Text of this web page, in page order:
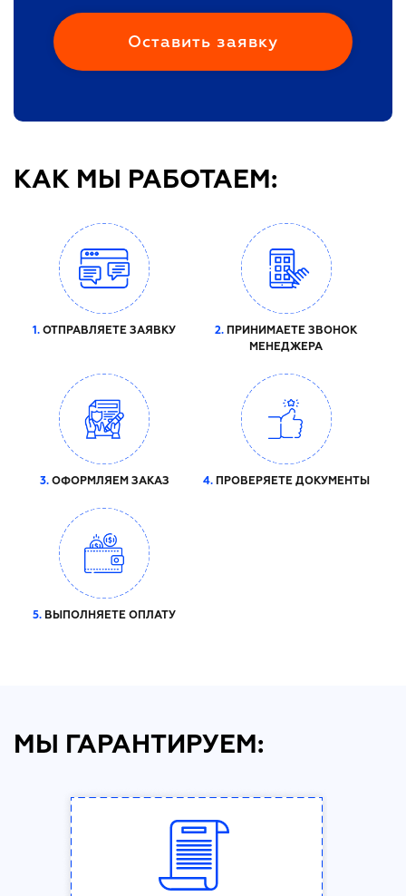
КАК МЫ РАБОТАЕМ:
1. ОТПРАВЛЯЕТЕ ЗАЯВКУ 2. ПРИНИМАЕТЕ ЗВОНОК
МЕНЕДЖЕРА
3.ОФОРМЛЯЕМ ЗАКАЗ 4.ПРОВЕРЯЕТЕ ДОКУМЕНТЫ
5. ВЫПОЛНЯЕТЕ ОПЛАТУ
МЫ ГАРАНТИРУЕМ: